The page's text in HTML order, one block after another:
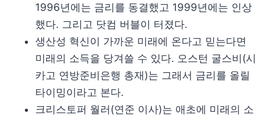
1996년에는 금리를 동결했고 1999년에는 인상
했다. 그리고 닷컴 버블이 터졌다.
생산성 혁신이 가까운 미래에 온다고 믿는다면
미래의 소득을 당겨쓸 수 있다. 오스턴 굴스비(시
카고 연방준비은행 총재)는 그래서 금리를 올릴
타이밍이라고 본다.
크리스토퍼 월러(연준 이사)는 애초에 미래의 소